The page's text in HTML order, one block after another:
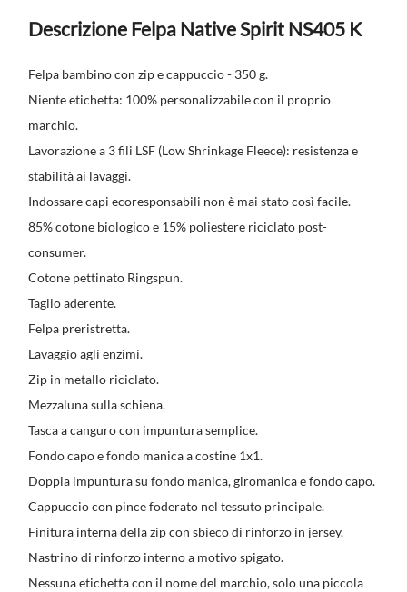
Descrizione Felpa Native Spirit NS405 K
Felpa bambino con zip e cappuccio - 350 g.
Niente etichetta: 100% personalizzabile con il proprio
marchio.
Lavorazione a 3 fili LSF (Low Shrinkage Fleece): resistenza e
stabilità ai lavaggi.
Indossare capi ecoresponsabili non è mai stato così facile.
85% cotone biologico e 15% poliestere riciclato post-
consumer.
Cotone pettinato Ringspun.
Taglio aderente.
Felpa preristretta.
Lavaggio agli enzimi.
Zip in metallo riciclato.
Mezzaluna sulla schiena.
Tasca a canguro con impuntura semplice.
Fondo capo e fondo manica a costine 1x1.
Doppia impuntura su fondo manica, giromanica e fondo capo.
Cappuccio con pince foderato nel tessuto principale.
Finitura interna della zip con sbieco di rinforzo in jersey.
Nastrino di rinforzo interno a motivo spigato.
Nessuna etichetta con il nome del marchio, solo una piccola